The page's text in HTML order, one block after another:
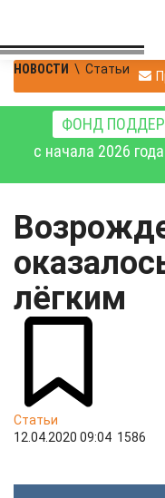
НОВОСТИ \ Статьи
ФОНД
с начала 2026
лёгким
Статьи
12.04.2020 09:04 1586